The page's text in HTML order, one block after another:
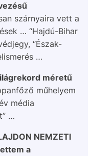
szárnyaira vett a
… “Hajdú-Bihar
“Észak-
…
méretű
műhelyem
média
…
NEMZETI
a